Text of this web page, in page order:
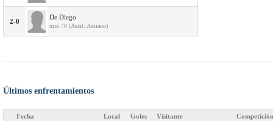
2-0
De Diego
min.70 (Asist: Amiano)
Últimos enfrentamientos
Fecha Local Goles Visitante Competición